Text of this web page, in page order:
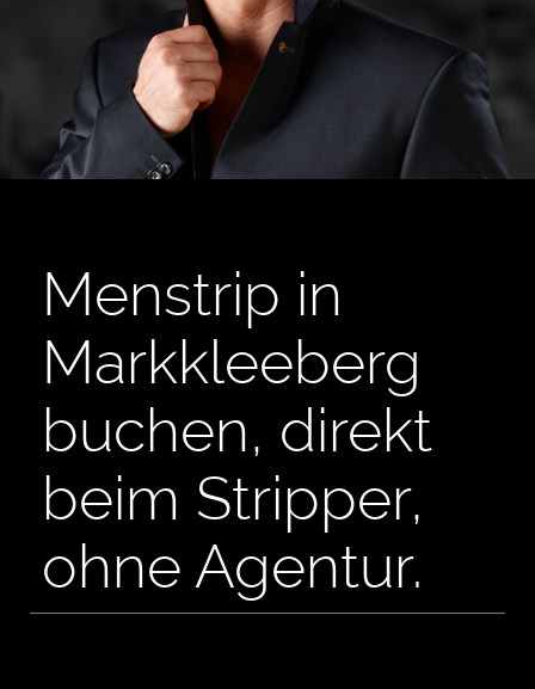
Menstrip in
Markkleeberg
buchen, direkt
beim Stripper,
ohne Agentur.